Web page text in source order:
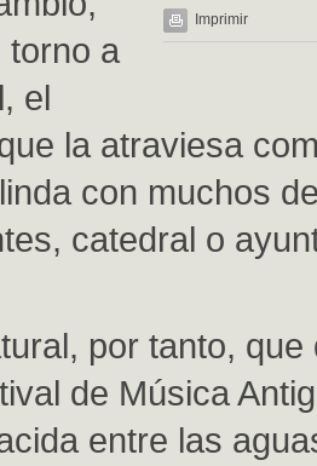
Imprimir
torno a
el
la atraviesa
con muchos
catedral o
por tanto, que
de Música
entre las